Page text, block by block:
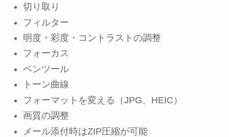
切り取り
フィルター
明度・彩度・コントラストの調整
フォーカス
ペンツール
トーン曲線
フォーマットを変える（JPG、HEIC）
画質の調整
メール添付時はZIP圧縮が可能